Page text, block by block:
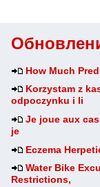
How Much
Korzystam z
odpoczynku i li
Je joue aux
je
Eczema
Water Bike
Restrictions,